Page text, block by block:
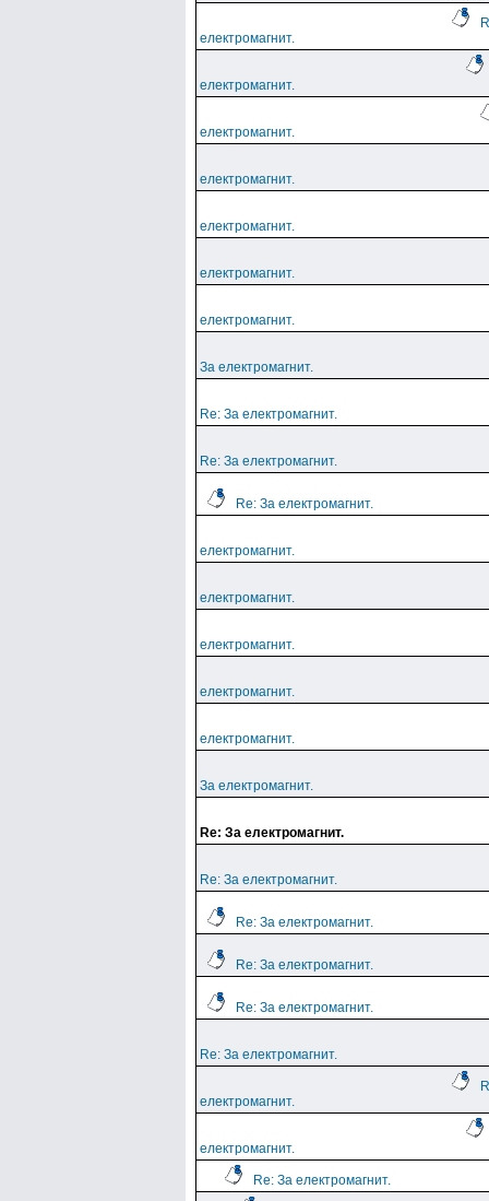
електромагнит.
електромагнит.
електромагнит.
електромагнит.
електромагнит.
електромагнит.
електромагнит.
За електромагнит.
Re: За електромагнит.
Re: За електромагнит.
Re: За електромагнит.
електромагнит.
електромагнит.
електромагнит.
електромагнит.
електромагнит.
За електромагнит.
Re: За електромагнит.
Re: За електромагнит.
Re: За електромагнит.
Re: За електромагнит.
Re: За електромагнит.
Re: За електромагнит.
електромагнит.
електромагнит.
Re: За електромагнит.